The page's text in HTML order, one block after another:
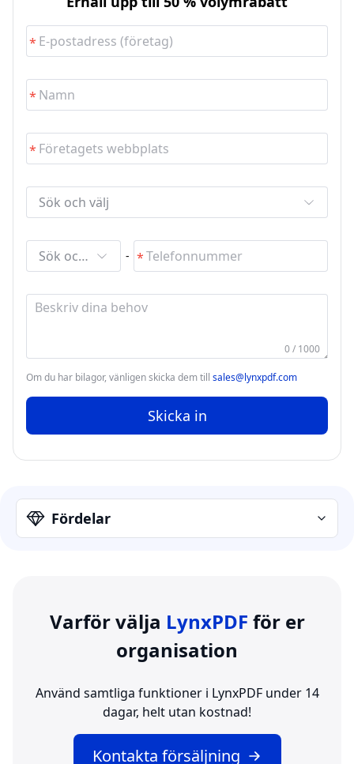
Sök och välj
Sök och välj -
0 / 1000
Om du har bilagor, vänligen skicka dem till sales@lynxpdf.com
Skicka in
Fördelar
Varför välja LynxPDF för er
organisation
Kontakta försäljning
Använd samtliga funktioner i LynxPDF under 14
dagar, helt utan kostnad!